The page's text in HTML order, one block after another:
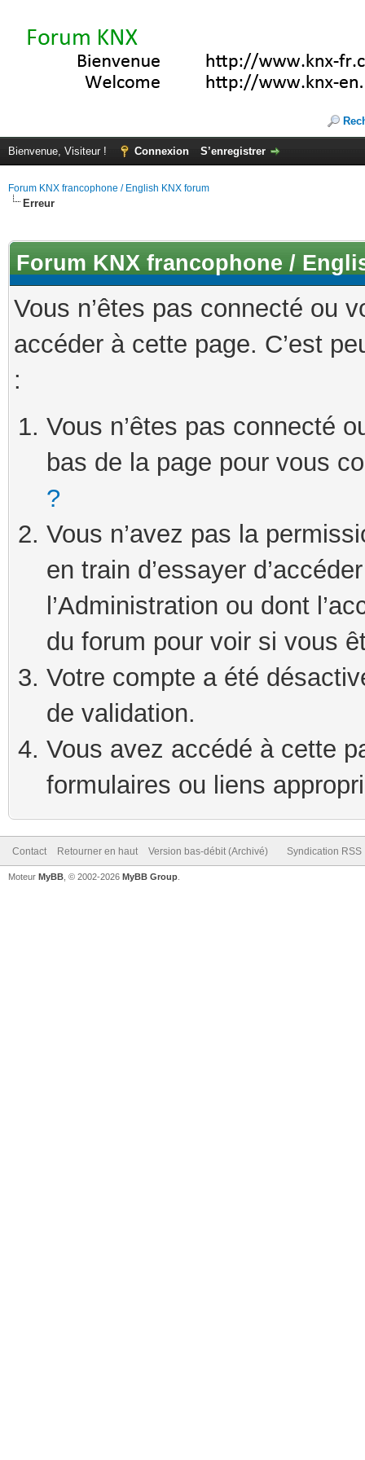
Bienvenue, Visiteur ! Connexion S’enregistrer
Forum KNX francophone / English KNX forum
Erreur
Forum KNX francophone /
Vous n’êtes pas connecté ou
accéder à cette page. C’est
:
Vous n’êtes pas connecté
bas de la page pour vous
?
Vous n’avez pas la
en train d’essayer
l’Administration ou dont
du forum pour voir si vous
Votre compte a été
de validation.
Vous avez accédé à cette
formulaires ou liens
Contact Retourner en haut Version bas-débit (Archivé) Syndication RSS
Moteur MyBB , © 2002-2026 MyBB Group